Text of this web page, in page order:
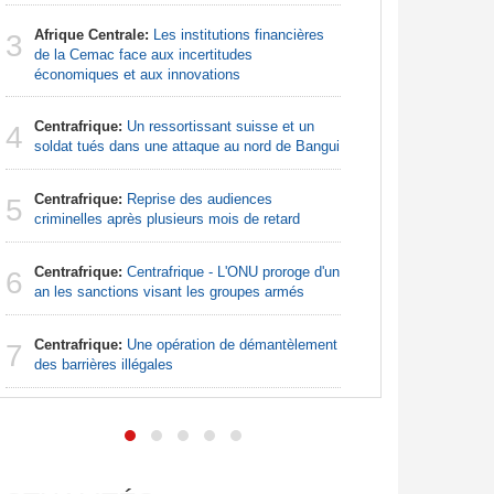
3 Afrique Centrale: Les institutions financières
de la Cemac face aux incertitudes
économiques et aux innovations
4 Centrafrique: Un ressortissant suisse et un
soldat tués dans une attaque au nord de Bangui
5 Centrafrique: Reprise des audiences
criminelles après plusieurs mois de retard
6 Centrafrique: Centrafrique - L'ONU proroge d'un
an les sanctions visant les groupes armés
7 Centrafrique: Une opération de démantèlement
des barrières illégales